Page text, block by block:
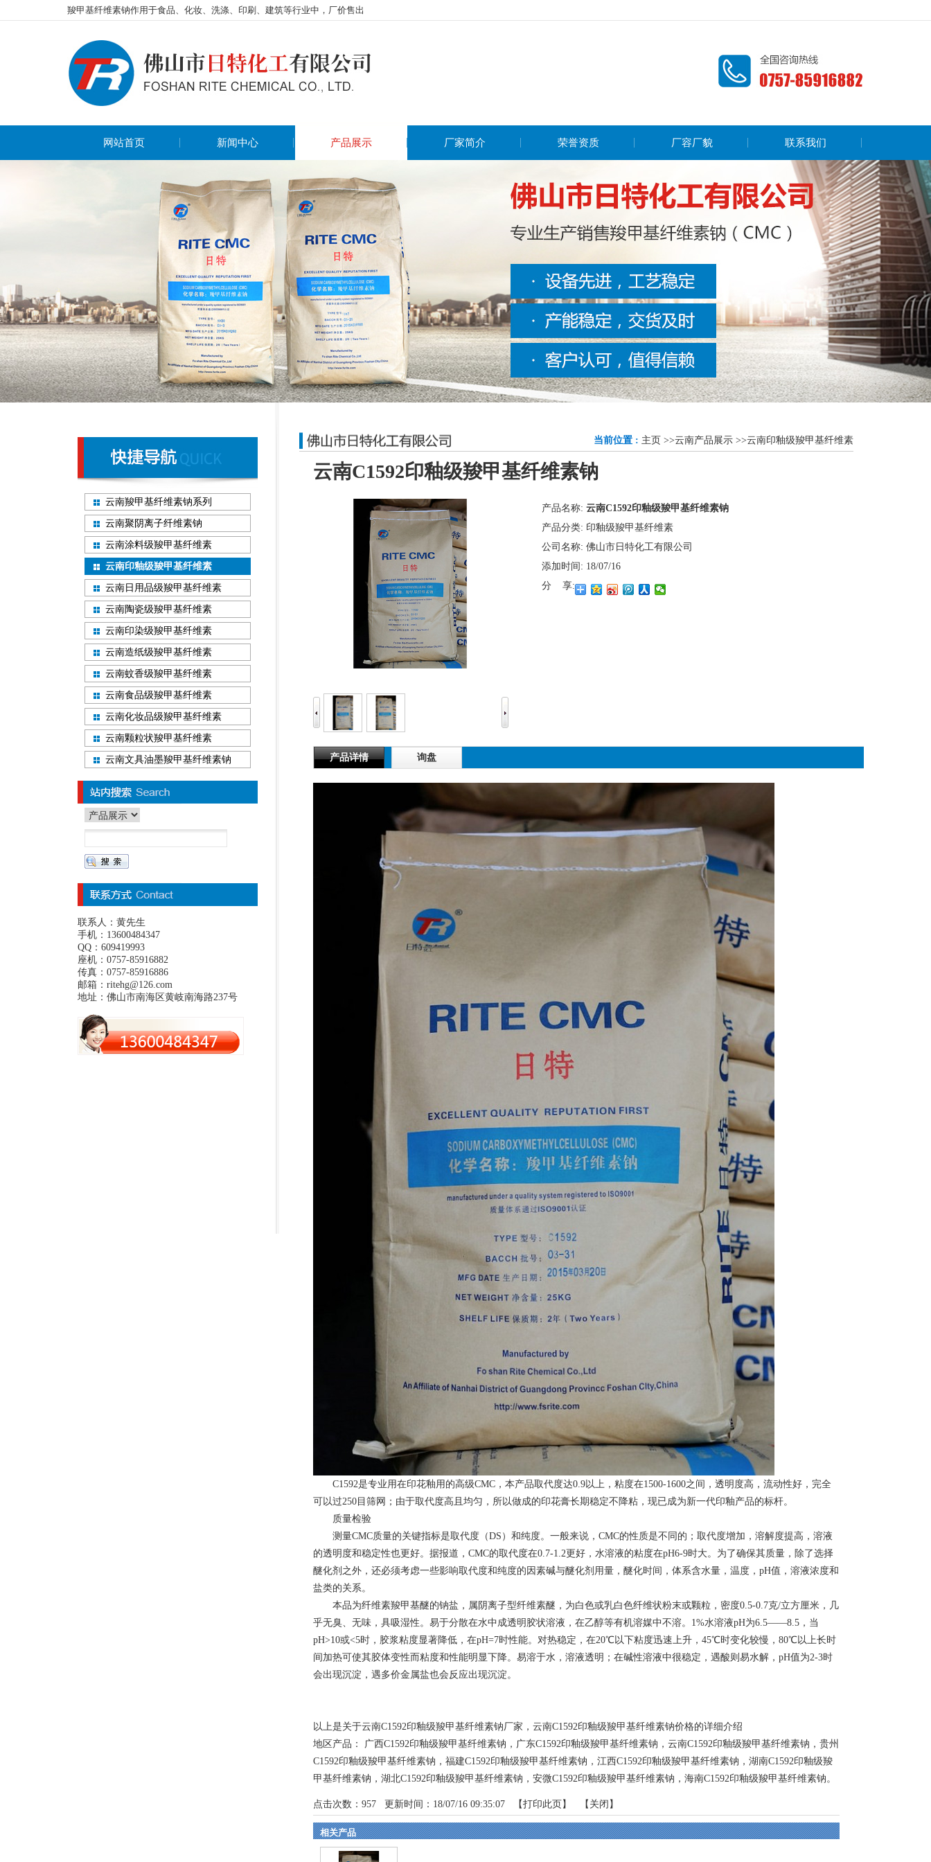
羧甲基纤维素钠作用于食品、化妆、洗涤、印刷、建筑等行业中，厂价售出
网站首页 新闻中心 产品展示 厂家简介 荣誉资质 厂容厂貌 联系我们
当前位置 : 主页 >>云南产品展示 >>云南印釉级羧甲基纤维素
云南C1592印釉级羧甲基纤维素钠
产品名称: 云南C1592印釉级羧甲基纤维素钠
产品分类: 印釉级羧甲基纤维素
公司名称: 佛山市日特化工有限公司
添加时间: 18/07/16
分 享:
产品详情 询盘
C1592是专业用在印花釉用的高级CMC，本产品取代度达0.9以上，粘度在1500-1600之间，透明度高，流动性好，完全
可以过250目筛网；由于取代度高且均匀，所以做成的印花膏长期稳定不降粘，现已成为新一代印釉产品的标杆。
质量检验
测量CMC质量的关键指标是取代度（DS）和纯度。一般来说，CMC的性质是不同的；取代度增加，溶解度提高，溶液
的透明度和稳定性也更好。据报道，CMC的取代度在0.7-1.2更好，水溶液的粘度在pH6-9时大。为了确保其质量，除了选择
醚化剂之外，还必须考虑一些影响取代度和纯度的因素碱与醚化剂用量，醚化时间，体系含水量，温度，pH值，溶液浓度和
盐类的关系。
本品为纤维素羧甲基醚的钠盐，属阴离子型纤维素醚，为白色或乳白色纤维状粉末或颗粒，密度0.5-0.7克/立方厘米，几
乎无臭、无味，具吸湿性。易于分散在水中成透明胶状溶液，在乙醇等有机溶媒中不溶。1%水溶液pH为6.5——8.5，当
pH>10或<5时，胶浆粘度显著降低，在pH=7时性能。对热稳定，在20℃以下粘度迅速上升，45℃时变化较慢，80℃以上长时
间加热可使其胶体变性而粘度和性能明显下降。易溶于水，溶液透明；在碱性溶液中很稳定，遇酸则易水解，pH值为2-3时
会出现沉淀，遇多价金属盐也会反应出现沉淀。
以上是关于云南C1592印釉级羧甲基纤维素钠厂家，云南C1592印釉级羧甲基纤维素钠价格的详细介绍
地区产品： 广西C1592印釉级羧甲基纤维素钠 ， 广东C1592印釉级羧甲基纤维素钠 ， 云南C1592印釉级羧甲基纤维素钠 ， 贵州
C1592印釉级羧甲基纤维素钠 ， 福建C1592印釉级羧甲基纤维素钠 ， 江西C1592印釉级羧甲基纤维素钠 ， 湖南C1592印釉级羧
甲基纤维素钠 ， 湖北C1592印釉级羧甲基纤维素钠 ， 安微C1592印釉级羧甲基纤维素钠 ， 海南C1592印釉级羧甲基纤维素钠。
点击次数： 957 更新时间：18/07/16 09:35:07 【打印此页 】 【 关闭 】
相关产品
云南羧甲基纤维素钠系列
云南聚阴离子纤维素钠
云南涂料级羧甲基纤维素
云南印釉级羧甲基纤维素
云南日用品级羧甲基纤维素
云南陶瓷级羧甲基纤维素
云南印染级羧甲基纤维素
云南造纸级羧甲基纤维素
云南蚊香级羧甲基纤维素
云南食品级羧甲基纤维素
云南化妆品级羧甲基纤维素
云南颗粒状羧甲基纤维素
云南文具油墨羧甲基纤维素钠
联系人：黄先生
手机：13600484347
QQ：609419993
座机：0757-85916882
传真：0757-85916886
邮箱：ritehg@126.com
地址：佛山市南海区黄岐南海路237号